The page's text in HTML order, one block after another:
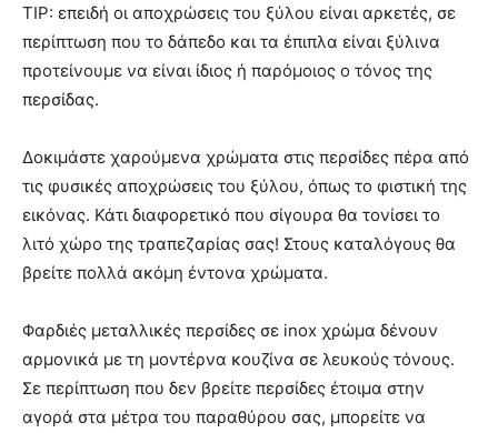
TIP: επειδή οι αποχρώσεις του ξύλου είναι αρκετές, σε
περίπτωση που το δάπεδο και τα έπιπλα είναι ξύλινα
προτείνουμε να είναι ίδιος ή παρόμοιος ο τόνος της
περσίδας.
Δοκιμάστε χαρούμενα χρώματα στις περσίδες πέρα από
τις φυσικές αποχρώσεις του ξύλου, όπως το φιστική της
εικόνας. Κάτι διαφορετικό που σίγουρα θα τονίσει το
λιτό χώρο της τραπεζαρίας σας! Στους καταλόγους θα
βρείτε πολλά ακόμη έντονα χρώματα.
Φαρδιές μεταλλικές περσίδες σε inox χρώμα δένουν
αρμονικά με τη μοντέρνα κουζίνα σε λευκούς τόνους.
Σε περίπτωση που δεν βρείτε περσίδες έτοιμα στην
αγορά στα μέτρα του παραθύρου σας, μπορείτε να